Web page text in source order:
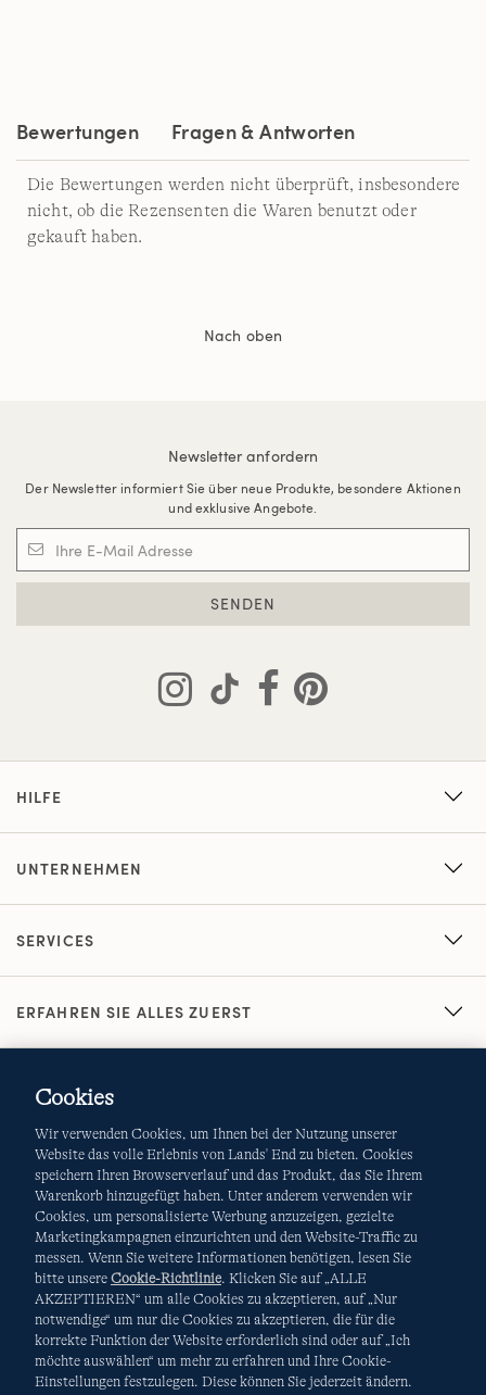
Bewertungen Fragen & Antworten
Die Bewertungen werden nicht überprüft, insbesondere
nicht, ob die Rezensenten die Waren benutzt oder
gekauft haben.
Nach oben
Newsletter anfordern
Der Newsletter informiert Sie über neue Produkte, besondere Aktionen
und exklusive Angebote.
SENDEN
HILFE
UNTERNEHMEN
SERVICES
ERFAHREN SIE ALLES ZUERST
AGB Datenschutz & Sicherheit
Cookies-Ich möchte auswählen Site Map
Internationale Websites
Diese Website ist durch reCAPTCHA geschützt. Es gelten die
DatenschutzerklärungundNutzungsbedingungen
Cookies
Wir verwenden Cookies, um Ihnen bei der Nutzung unserer
Website das volle Erlebnis von Lands' End zu bieten. Cookies
speichern Ihren Browserverlauf und das Produkt, das Sie Ihrem
Warenkorb hinzugefügt haben. Unter anderem verwenden wir
Cookies, um personalisierte Werbung anzuzeigen, gezielte
Marketingkampagnen einzurichten und den Website-Traffic zu
messen. Wenn Sie weitere Informationen benötigen, lesen Sie
bitte unsere Cookie-Richtlinie. Klicken Sie auf „ALLE
AKZEPTIEREN“ um alle Cookies zu akzeptieren, auf „Nur
notwendige“ um nur die Cookies zu akzeptieren, die für die
korrekte Funktion der Website erforderlich sind oder auf „Ich
möchte auswählen“ um mehr zu erfahren und Ihre Cookie-
Einstellungen festzulegen. Diese können Sie jederzeit ändern.